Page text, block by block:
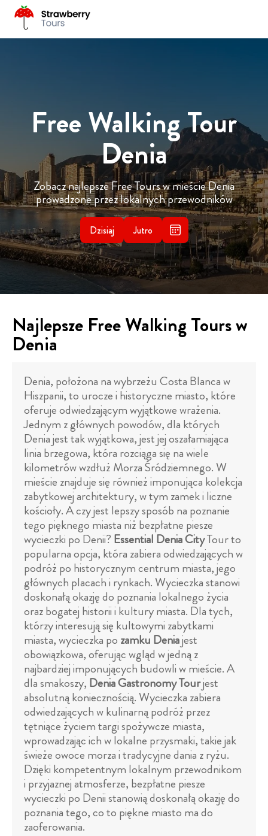
Free Walking Tour
Denia
Zobacz najlepsze Free Tours w mieście Denia
prowadzone przez lokalnych przewodników
Dzisiaj Jutro
Najlepsze Free Walking Tours w
Denia
Denia, położona na wybrzeżu Costa Blanca w
Hiszpanii, to urocze i historyczne miasto, które
oferuje odwiedzającym wyjątkowe wrażenia.
Jednym z głównych powodów, dla których
Denia jest tak wyjątkowa, jest jej oszałamiająca
linia brzegowa, która rozciąga się na wiele
kilometrów wzdłuż Morza Śródziemnego. W
mieście znajduje się również imponująca kolekcja
zabytkowej architektury, w tym zamek i liczne
kościoły. A czy jest lepszy sposób na poznanie
tego pięknego miasta niż bezpłatne piesze
wycieczki po Denii? Essential Denia CityTour to
popularna opcja, która zabiera odwiedzających w
podróż po historycznym centrum miasta, jego
głównych placach i rynkach. Wycieczka stanowi
doskonałą okazję do poznania lokalnego życia
oraz bogatej historii i kultury miasta. Dla tych,
którzy interesują się kultowymi zabytkami
miasta, wycieczka po zamku Deniajest
obowiązkowa, oferując wgląd w jedną z
najbardziej imponujących budowli w mieście. A
dla smakoszy, Denia Gastronomy Tourjest
absolutną koniecznością. Wycieczka zabiera
odwiedzających w kulinarną podróż przez
tętniące życiem targi spożywcze miasta,
wprowadzając ich w lokalne przysmaki, takie jak
świeże owoce morza i tradycyjne dania z ryżu.
Dzięki kompetentnym lokalnym przewodnikom
i przyjaznej atmosferze, bezpłatne piesze
wycieczki po Denii stanowią doskonałą okazję do
poznania tego, co to piękne miasto ma do
zaoferowania.